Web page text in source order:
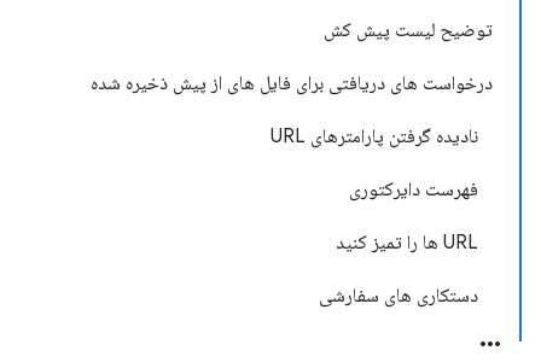
توضیح لیست پیش کش
درخواست های دریافتی برای فایل های از پیش ذخیره شده
نادیده گرفتن پارامترهای URL
فهرست دایرکتوری
URL ها را تمیز کنید
دستکاری های سفارشی